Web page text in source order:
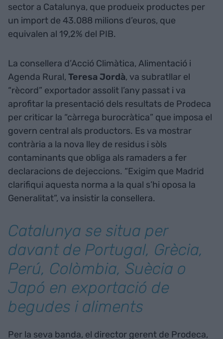
sector a Catalunya, que produeix productes per
un import de 43.088 milions d’euros, que
equivalen al 19,2% del PIB.
La consellera d’Acció Climàtica, Alimentació i
Agenda Rural, Teresa Jordà, va subratllar el
“rècord” exportador assolit l’any passat i va
aprofitar la presentació dels resultats de Prodeca
per criticar la “càrrega burocràtica” que imposa el
govern central als productors. Es va mostrar
contrària a la nova lley de residus i sòls
contaminants que obliga als ramaders a fer
declaracions de dejeccions. “Exigim que Madrid
clarifiqui aquesta norma a la qual s’hi oposa la
Generalitat”, va insistir la consellera.
Catalunya se situa per
davant de Portugal, Grècia,
Perú, Colòmbia, Suècia o
Japó en exportació de
begudes i aliments
Per la seva banda, el director gerent de Prodeca,